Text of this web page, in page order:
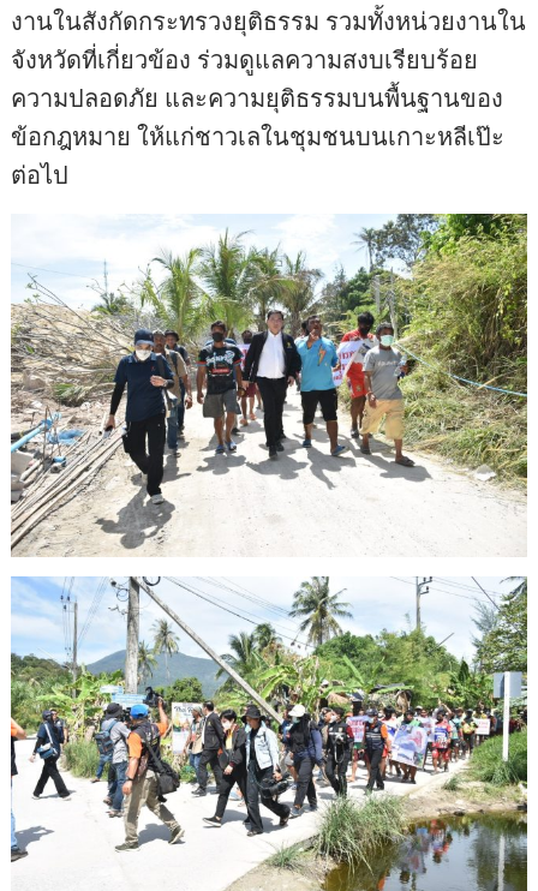
งานในสังกัดกระทรวงยุติธรรม รวมทั้งหน่วยงานใน
จังหวัดที่เกี่ยวข้อง ร่วมดูแลความสงบเรียบร้อย
ความปลอดภัย และความยุติธรรมบนพื้นฐานของ
ข้อกฎหมาย ให้แก่ชาวเลในชุมชนบนเกาะหลีเป๊ะ
ต่อไป